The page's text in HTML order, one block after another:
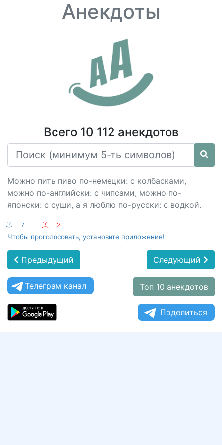
Анекдоты
Всего 10 112 анекдотов
Можно пить пиво по-немецки: с колбасками,
можно по-английски: с чипсами, можно по-
японски: с суши, а я люблю по-русски: с водкой.
:-) 7 :-(
2
Чтобы проголосовать, установите приложение!
Предыдущий Следующий
Телеграм канал Топ 10 анекдотов
Поделиться